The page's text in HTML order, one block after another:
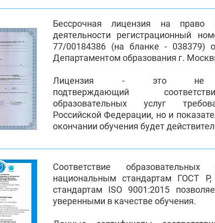
Бессрочная лицензия на право
деятельности регистрационный
77/00184386 (на бланке - 038379)
Департаментом образования г.
Лицензия - это не
подтверждающий
образовательных услуг
Российской Федерации, но и
окончании обучения будет
Соответствие
национальным стандартам ГОСТ
стандартам ISO 9001:2015
уверенными в качестве обучения.